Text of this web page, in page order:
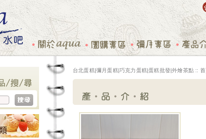
台北蛋糕|彌月蛋糕|巧克力蛋糕|蛋糕批發|外燴茶點 ::